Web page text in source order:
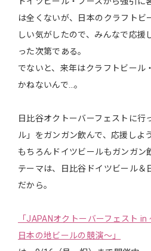
は全くないが、日本のクラフトビ
しい気がしたので、みんなで応
った次第である。
でないと、来年はクラフトビール
かねないんで…。
日比谷オクトーバーフェストに行
ル」をガンガン飲んで、応援しよ
もちろんドイツビールもガンガン
テーマは、日比谷ドイツビール＆
だから。
「JAPANオクトーバーフェスト
日本の地ビールの競演～」